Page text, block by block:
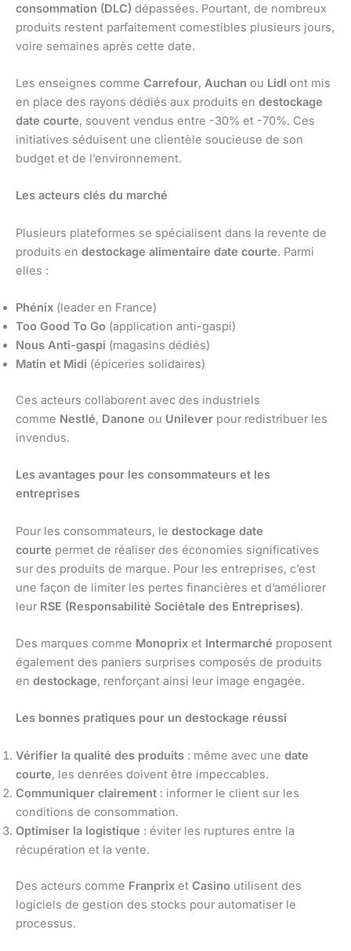
consommation (DLC) dépassées. Pourtant, de nombreux
produits restent parfaitement comestibles plusieurs jours,
voire semaines après cette date.
Les enseignes comme Carrefour, Auchan ou Lidl ont mis
en place des rayons dédiés aux produits en destockage
date courte, souvent vendus entre -30% et -70%. Ces
initiatives séduisent une clientèle soucieuse de son
budget et de l’environnement.
Les acteurs clés du marché
Plusieurs plateformes se spécialisent dans la revente de
produits en destockage alimentaire date courte. Parmi
elles :
Phénix (leader en France)
Too Good To Go (application anti-gaspi)
Nous Anti-gaspi (magasins dédiés)
Matin et Midi (épiceries solidaires)
Ces acteurs collaborent avec des industriels
comme Nestlé, Danone ou Unilever pour redistribuer les
invendus.
Les avantages pour les consommateurs et les
entreprises
Pour les consommateurs, le destockage date
courte permet de réaliser des économies significatives
sur des produits de marque. Pour les entreprises, c’est
une façon de limiter les pertes financières et d’améliorer
leur RSE (Responsabilité Sociétale des Entreprises).
Des marques comme Monoprix et Intermarché proposent
également des paniers surprises composés de produits
en destockage, renforçant ainsi leur image engagée.
Les bonnes pratiques pour un destockage réussi
Vérifier la qualité des produits : même avec une date
courte, les denrées doivent être impeccables.
Communiquer clairement : informer le client sur les
conditions de consommation.
Optimiser la logistique : éviter les ruptures entre la
récupération et la vente.
Des acteurs comme Franprix et Casino utilisent des
logiciels de gestion des stocks pour automatiser le
processus.